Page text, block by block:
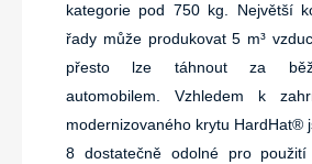
kategorie pod 750 kg. Největší
řady může produkovat 5 m³
přesto lze táhnout za
automobilem. Vzhledem k
modernizovaného krytu HardHat®
8 dostatečně odolné pro použití